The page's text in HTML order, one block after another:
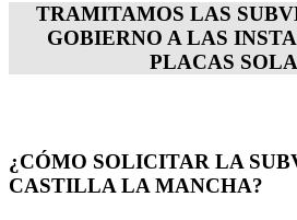
TRAMITAMOS LAS
GOBIERNO A LAS
PLACAS
¿CÓMO SOLICITAR LA
CASTILLA LA MANCHA?